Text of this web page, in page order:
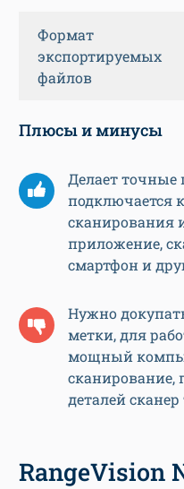
Формат
экспортируемых
файлов
Плюсы и минусы
Делает
подключается
сканирования
приложение,
смартфон и
Нужно
метки, для
мощный
сканирование,
деталей
RangeVision